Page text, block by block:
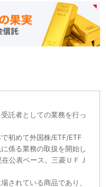
託者としての業務を行っ
初めて外国株/ETF/ETF
係る業務の取扱を開始し
公表ベース。三菱ＵＦＪ
されている商品であり、